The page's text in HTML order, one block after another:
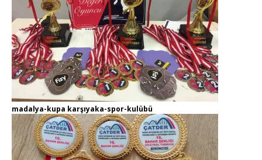
madalya-kupa karşıyaka-spor-kulübü